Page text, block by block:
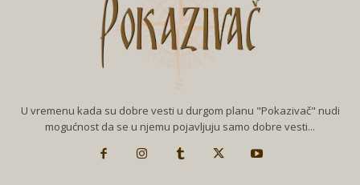
U vremenu kada su dobre vesti u durgom planu "Pokazivač" nudi
mogućnost da se u njemu pojavljuju samo dobre vesti...